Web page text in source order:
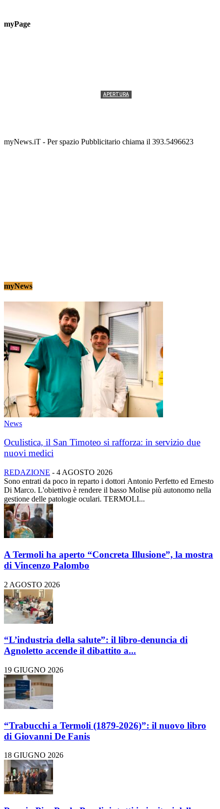
myPage
APERTURA
myNews.iT - Per spazio Pubblicitario chiama il 393.5496623
myNews
News
Oculistica, il San Timoteo si rafforza: in servizio due
nuovi medici
REDAZIONE - 4 AGOSTO 2026
Sono entrati da poco in reparto i dottori Antonio Perfetto ed Ernesto
Di Marco. L'obiettivo è rendere il basso Molise più autonomo nella
gestione delle patologie oculari. TERMOLI...
A Termoli ha aperto “Concreta Illusione”, la mostra
di Vincenzo Palombo
2 AGOSTO 2026
“L’industria della salute”: il libro-denuncia di
Agnoletto accende il dibattito a...
19 GIUGNO 2026
“Trabucchi a Termoli (1879-2026)”: il nuovo libro
di Giovanni De Fanis
18 GIUGNO 2026